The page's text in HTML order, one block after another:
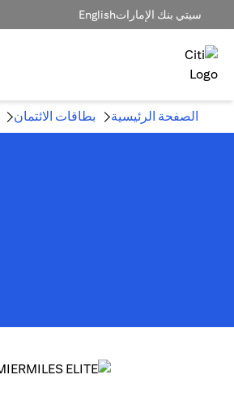
سيتي بنك الإماراتEnglish
الصفحة الرئيسية بطاقات الائتمان